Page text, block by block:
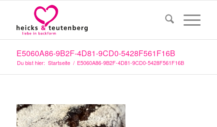
E5060A86-9B2F-4D81-9CD0-5428F561F16B
Du bist hier: Startseite / E5060A86-9B2F-4D81-9CD0-5428F561F16B